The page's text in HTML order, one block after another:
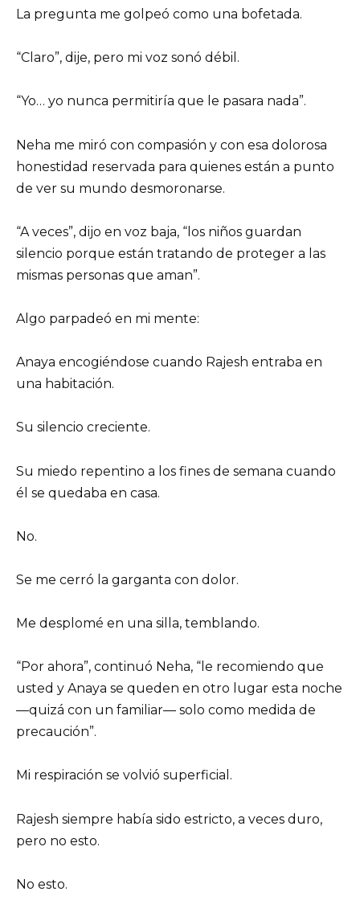
La pregunta me golpeó como una bofetada.
“Claro”, dije, pero mi voz sonó débil.
“Yo… yo nunca permitiría que le pasara nada”.
Neha me miró con compasión y con esa dolorosa
honestidad reservada para quienes están a punto
de ver su mundo desmoronarse.
“A veces”, dijo en voz baja, “los niños guardan
silencio porque están tratando de proteger a las
mismas personas que aman”.
Algo parpadeó en mi mente:
Anaya encogiéndose cuando Rajesh entraba en
una habitación.
Su silencio creciente.
Su miedo repentino a los fines de semana cuando
él se quedaba en casa.
No.
Se me cerró la garganta con dolor.
Me desplomé en una silla, temblando.
“Por ahora”, continuó Neha, “le recomiendo que
usted y Anaya se queden en otro lugar esta noche
—quizá con un familiar— solo como medida de
precaución”.
Mi respiración se volvió superficial.
Rajesh siempre había sido estricto, a veces duro,
pero no esto.
No esto.